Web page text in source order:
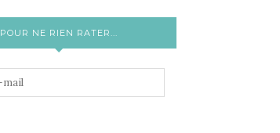
POUR NE RIEN RATER...